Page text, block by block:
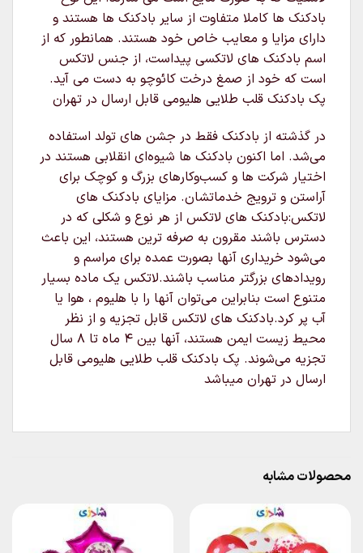
بادکنک ها کاملا متفاوت از سایر بادکنک ها هستند و
دارای مزایا و معایب خاص خود هستند. همانطور که از
اسم بادکنک های لاتکسی پیداست، از جنس لاتکس
است که خود از صمغ درخت کائوچو به دست می آید.
پک بادکنک قلب طلایی هلیومی قابل ارسال در تهران
در گذشته از بادکنک فقط در جشن های تولد استفاده
می‌شد. اما اکنون بادکنک ها شیوه‌ای انقلابی هستند در
اختیار شرکت ها و کسب‌وکارهای بزرگ و کوچک برای
آراستن و ترویج خدماتشان. مزایای بادکنک های
لاتکس:بادکنک های لاتکس از هر نوع و شکلی که در
دسترس باشند مقرون به صرفه ترین هستند، این باعث
می‌شود خریداری آنها بصورت عمده برای مراسم و
رویدادهای بزرگتر مناسب باشند.لاتکس یک ماده بسیار
متنوع است بنابراین می‌توان آنها را با هلیوم ، هوا یا
آب پر کرد.بادکنک های لاتکس قابل تجزیه و از نظر
محیط زیست ایمن هستند، آنها بین ۴ ماه تا ۸ سال
تجزیه می‌شوند. پک بادکنک قلب طلایی هلیومی قابل
ارسال در تهران میباشد
محصولات مشابه